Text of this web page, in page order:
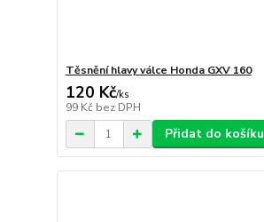
Těsnění hlavy válce Honda GXV 160
120 Kč/ks
99 Kč bez DPH
Přidat do košíku